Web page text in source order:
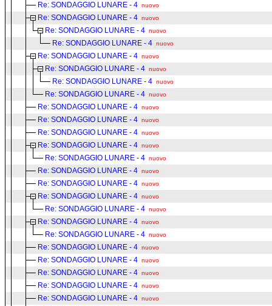
Re: SONDAGGIO LUNARE - 4 nuovo
Re: SONDAGGIO LUNARE - 4 nuovo
Re: SONDAGGIO LUNARE - 4 nuovo
Re: SONDAGGIO LUNARE - 4 nuovo
Re: SONDAGGIO LUNARE - 4 nuovo
Re: SONDAGGIO LUNARE - 4 nuovo
Re: SONDAGGIO LUNARE - 4 nuovo
Re: SONDAGGIO LUNARE - 4 nuovo
Re: SONDAGGIO LUNARE - 4 nuovo
Re: SONDAGGIO LUNARE - 4 nuovo
Re: SONDAGGIO LUNARE - 4 nuovo
Re: SONDAGGIO LUNARE - 4 nuovo
Re: SONDAGGIO LUNARE - 4 nuovo
Re: SONDAGGIO LUNARE - 4 nuovo
Re: SONDAGGIO LUNARE - 4 nuovo
Re: SONDAGGIO LUNARE - 4 nuovo
Re: SONDAGGIO LUNARE - 4 nuovo
Re: SONDAGGIO LUNARE - 4 nuovo
Re: SONDAGGIO LUNARE - 4 nuovo
Re: SONDAGGIO LUNARE - 4 nuovo
Re: SONDAGGIO LUNARE - 4 nuovo
Re: SONDAGGIO LUNARE - 4 nuovo
Re: SONDAGGIO LUNARE - 4 nuovo
Re: SONDAGGIO LUNARE - 4 nuovo